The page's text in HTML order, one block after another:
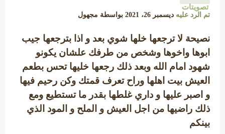
تصويتات
تم الرد عليه ديسمبر 26، 2021 بواسطة مجهول
نصيحة لا ترجعها خلها شوي بعد و اذا بترجعها جيب
ابوها واخوها وشخص من طرفك علشان يكونو
شهود امام الله وبعد ذلك رجعها خليها تحس بطعم
العيش بيت اهلها وراح تعرف قمتك وكن رحيم فيها
و اصبر عليها و داري غلطها بقدر ما تستطيع ومع
ذلك راضيها من اجل العيش و الملح و المود الذي
بينكم